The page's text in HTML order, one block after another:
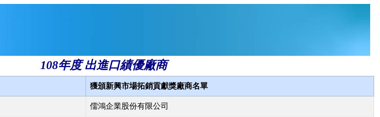
108年度 出進口績優廠商
獲頒新興市場拓銷貢獻獎廠商名單
儒鴻企業股份有限公司